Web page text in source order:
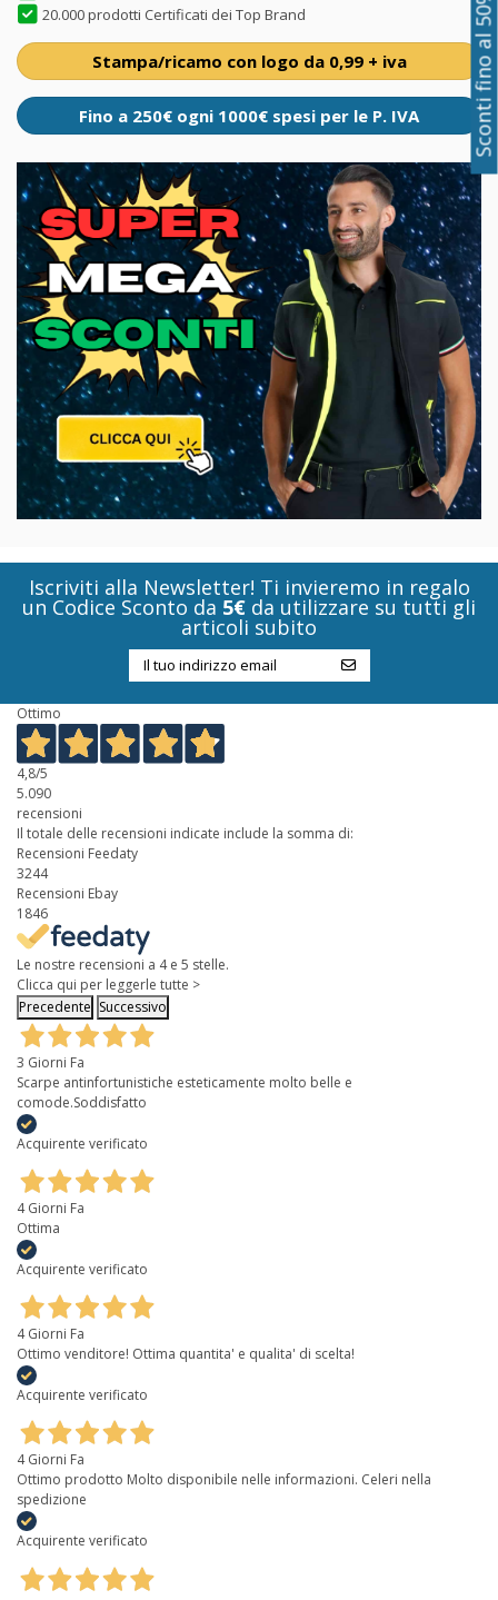
20.000 prodotti Certificati dei Top Brand
Stampa/ricamo con logo da 0,99 + iva
Fino a 250€ ogni 1000€ spesi per le P. IVA
Iscriviti alla Newsletter! Ti invieremo in regalo
un Codice Sconto da 5€ da utilizzare su tutti gli
articoli subito
Ottimo
4,8/5
5.090
recensioni
Il totale delle recensioni indicate include la somma di:
Recensioni Feedaty
3244
Recensioni Ebay
1846
Le nostre recensioni a 4 e 5 stelle.
Clicca qui per leggerle tutte >
Precedente Successivo
3 Giorni Fa
Scarpe antinfortunistiche esteticamente molto belle e
comode.Soddisfatto
Acquirente verificato
4 Giorni Fa
Ottima
Acquirente verificato
4 Giorni Fa
Ottimo venditore! Ottima quantita' e qualita' di scelta!
Acquirente verificato
4 Giorni Fa
Ottimo prodotto Molto disponibile nelle informazioni. Celeri nella
spedizione
Acquirente verificato
Sconti fino al 50%